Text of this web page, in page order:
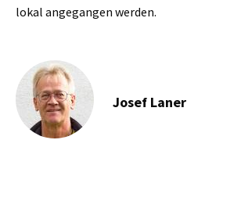
lokal angegangen werden.
Josef Laner